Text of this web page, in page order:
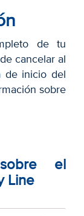
de tu
cancelar al
de inicio del
sobre
el
Line